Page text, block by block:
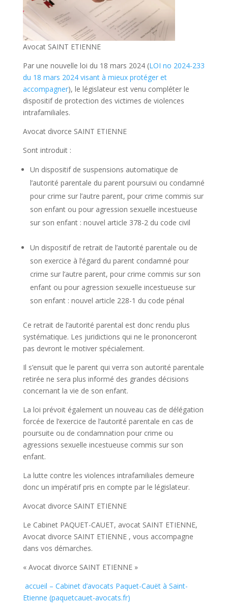
Avocat SAINT ETIENNE
Par une nouvelle loi du 18 mars 2024 (LOI no 2024-233
du 18 mars 2024 visant à mieux protéger et
accompagner), le législateur est venu compléter le
dispositif de protection des victimes de violences
intrafamiliales.
Avocat divorce SAINT ETIENNE
Sont introduit :
Un dispositif de suspensions automatique de
l’autorité parentale du parent poursuivi ou condamné
pour crime sur l’autre parent, pour crime commis sur
son enfant ou pour agression sexuelle incestueuse
sur son enfant : nouvel article 378-2 du code civil
Un dispositif de retrait de l’autorité parentale ou de
son exercice à l’égard du parent condamné pour
crime sur l’autre parent, pour crime commis sur son
enfant ou pour agression sexuelle incestueuse sur
son enfant : nouvel article 228-1 du code pénal
Ce retrait de l’autorité parental est donc rendu plus
systématique. Les juridictions qui ne le prononceront
pas devront le motiver spécialement.
Il s’ensuit que le parent qui verra son autorité parentale
retirée ne sera plus informé des grandes décisions
concernant la vie de son enfant.
La loi prévoit également un nouveau cas de délégation
forcée de l’exercice de l’autorité parentale en cas de
poursuite ou de condamnation pour crime ou
agressions sexuelle incestueuse commis sur son
enfant.
La lutte contre les violences intrafamiliales demeure
donc un impératif pris en compte par le législateur.
Avocat divorce SAINT ETIENNE
Le Cabinet PAQUET-CAUET, avocat SAINT ETIENNE,
Avocat divorce SAINT ETIENNE , vous accompagne
dans vos démarches.
« Avocat divorce SAINT ETIENNE »
accueil – Cabinet d’avocats Paquet-Cauët à Saint-
Etienne (paquetcauet-avocats.fr)